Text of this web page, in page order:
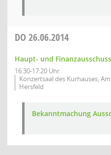
DO 26.06.2014
Haupt- und Finanzausschuss
16:30-17:20 Uhr
Konzertsaal des Kurhauses,
Hersfeld
Bekanntmachung